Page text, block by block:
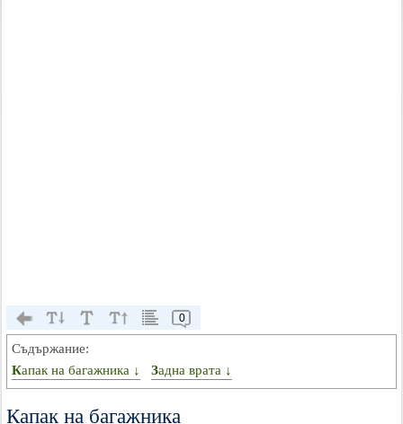
0
Съдържание:
Капак на багажника ↓
Задна врата ↓
Капак на багажника